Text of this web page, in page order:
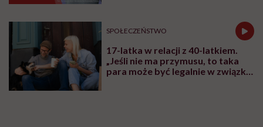
SPOŁECZEŃSTWO
17-latka w relacji z 40-latkiem.
„Jeśli nie ma przymusu, to taka
para może być legalnie w związku.